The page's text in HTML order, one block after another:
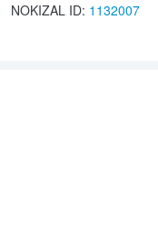
NOKIZAL ID: 1132007